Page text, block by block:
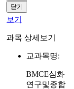
닫기
보기
과목 상세보기
교과목명:
BMCE심화
연구및종합